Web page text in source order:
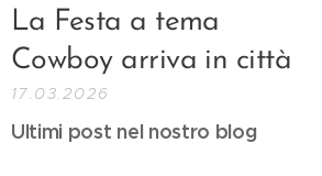
La Festa a tema
Cowboy arriva in città
17.03.2026
Ultimi post nel nostro blog